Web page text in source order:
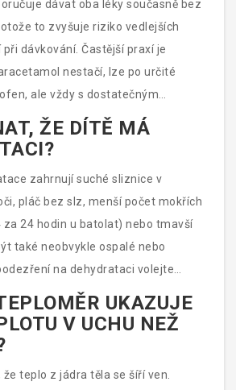
dávat oba léky současně bez
to zvyšuje riziko vedlejších
dávkování. Častější praxí je
nestačí, lze po určité
ale vždy s dostatečným
a pečlivým zaznamenáváním
ŽE DÍTĚ MÁ
zahrnují suché sliznice v
pláč bez slz, menší počet mokřích
za 24 hodin u batolat) nebo tmavší
také neobvykle ospalé nebo
na dehydrataci volejte
UKAZUJE
V UCHU NEŽ
že teplo z jádra těla se šíří ven.